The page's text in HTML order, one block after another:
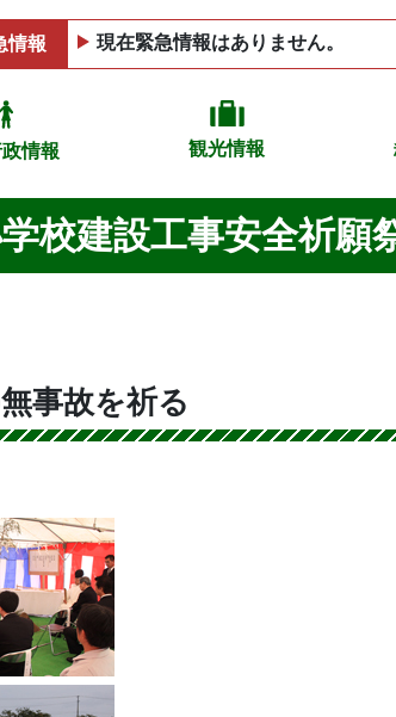
情報 現在緊急情報はありません。
情報 観光情報
校建設工事安全祈願
事故を祈る